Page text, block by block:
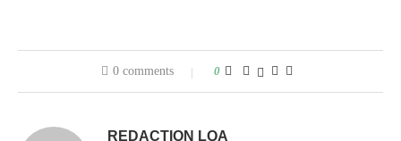
0 comments 0
REDACTION LQA